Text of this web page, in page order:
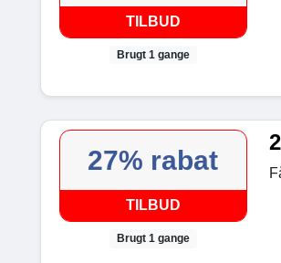
TILBUD
Brugt 1 gange
27% rabat
TILBUD
Brugt 1 gange